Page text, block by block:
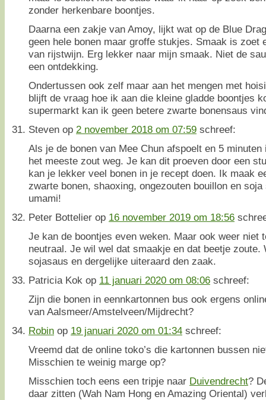
zonder herkenbare boontjes.
Daarna een zakje van Amoy, lijkt wat op de Blue
geen hele bonen maar groffe stukjes. Smaak is zoet
van rijstwijn. Erg lekker naar mijn smaak. Niet de
een ontdekking.
Ondertussen ook zelf maar aan het mengen met
blijft de vraag hoe ik aan die kleine gladde boontjes
supermarkt kan ik geen betere zwarte bonensaus
Steven op 2 november 2018 om 07:59 schreef:
Als je de bonen van Mee Chun afspoelt en 5
het meeste zout weg. Je kan dit proeven door een
kan je lekker veel bonen in je recept doen. Ik maak
zwarte bonen, shaoxing, ongezouten bouillon en
umami!
Peter Bottelier op 16 november 2019 om 18:56
Je kan de boontjes even weken. Maar ook weer niet
neutraal. Je wil wel dat smaakje en dat beetje zoute.
sojasaus en dergelijke uiteraard den zaak.
Patricia Kok op 11 januari 2020 om 08:06 schreef:
Zijn die bonen in eennkartonnen bus ook ergens
van Aalsmeer/Amstelveen/Mijdrecht?
Robin op 19 januari 2020 om 01:34 schreef:
Vreemd dat de online toko’s die kartonnen bussen
Misschien te weinig marge op?
Misschien toch eens een tripje naar Duivendrecht?
daar zitten (Wah Nam Hong en Amazing Oriental)